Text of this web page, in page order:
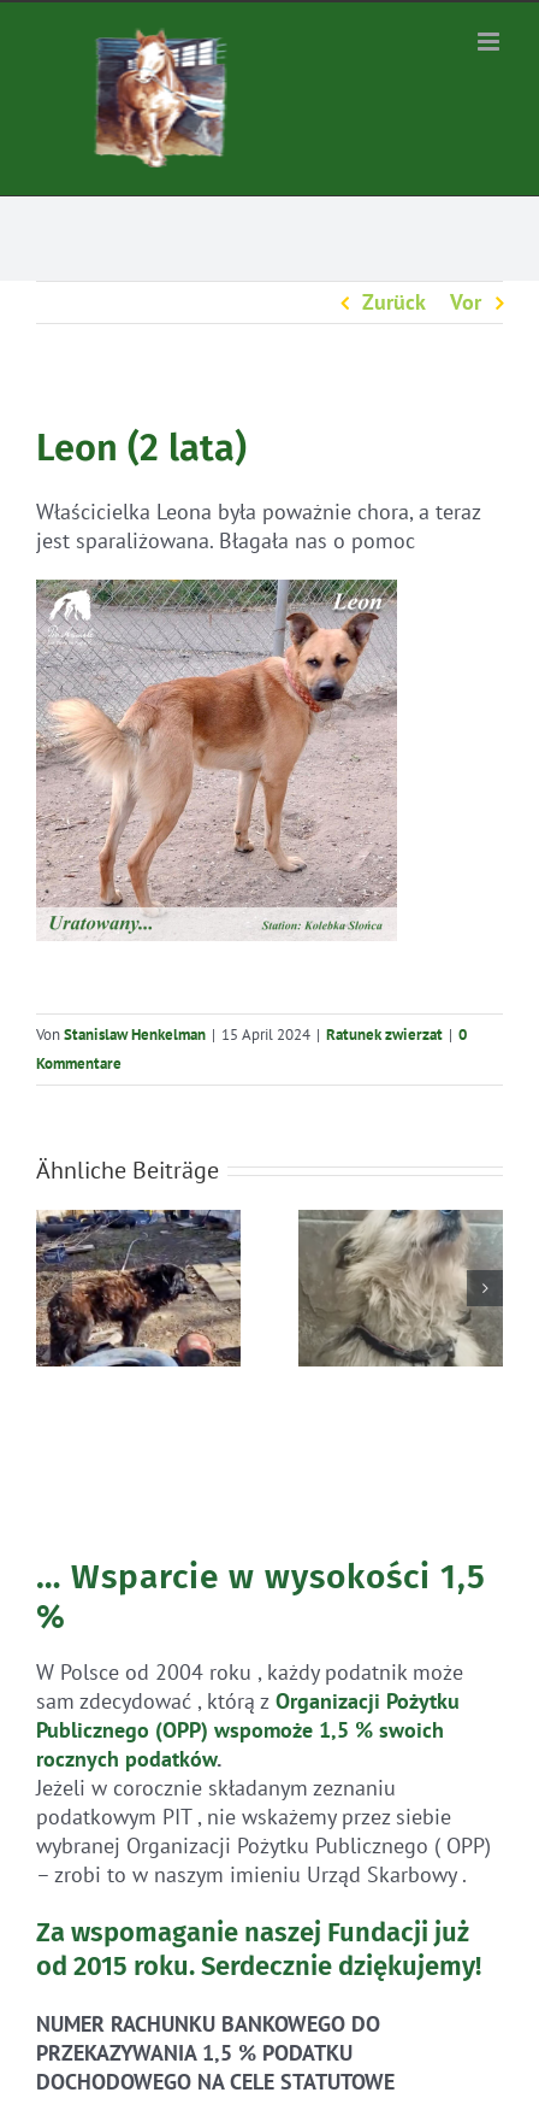
Zurück Vor
Leon (2 lata)
Właścicielka Leona była poważnie chora, a teraz
jest sparaliżowana. Błagała nas o pomoc
VonStanislaw Henkelman | 15 April 2024 | Ratunek zwierzat | 0
Kommentare
Ähnliche Beiträge
Błąkała się
sama w lesie
Ratunek Lesia
… Wsparcie w wysokości 1,5
%
W Polsce od 2004 roku , każdy podatnik może
sam zdecydować , którą zOrganizacji Pożytku
Publicznego (OPP) wspomoże 1,5 % swoich
rocznych podatków.
Jeżeli w corocznie składanym zeznaniu
podatkowym PIT , nie wskażemy przez siebie
wybranej Organizacji Pożytku Publicznego ( OPP)
– zrobi to w naszym imieniu Urząd Skarbowy .
Za wspomaganie naszej Fundacji już
od 2015 roku.Serdecznie dziękujemy!
NUMER RACHUNKU BANKOWEGO DO
PRZEKAZYWANIA 1,5 % PODATKU
DOCHODOWEGO NA CELE STATUTOWE